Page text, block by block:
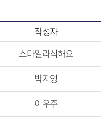
작성자
스마일라식해요
박지영
이우주